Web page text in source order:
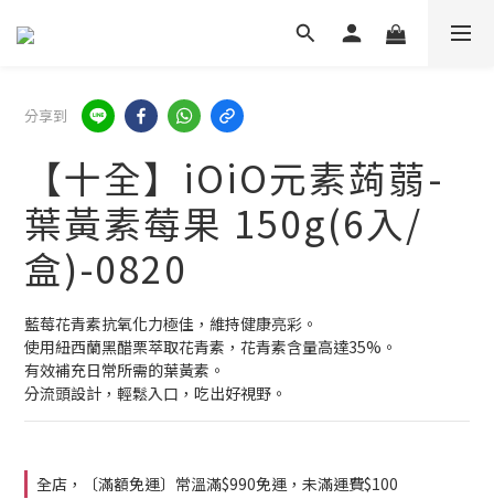
分享到
【十全】iOiO元素蒟蒻-
葉黃素莓果 150g(6入/
盒)-0820
藍莓花青素抗氧化力極佳，維持健康亮彩。
使用紐西蘭黑醋栗萃取花青素，花青素含量高達35%。
有效補充日常所需的葉黃素。
分流頭設計，輕鬆入口，吃出好視野。
全店，〔滿額免運〕常溫滿$990免運，未滿運費$100